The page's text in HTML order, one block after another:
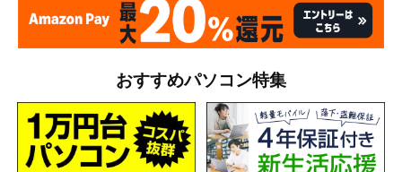
おすすめパソコン特集